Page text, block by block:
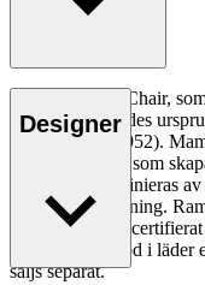
CH78 Lounge Chair,
Wegner lanserades
CH71 Chair (1952).
tunga fåtöljerna som
silhuett som definieras
en varm omfamning.
massivt FSC™-
att få ett nackstöd i
säljs separat.
Designer